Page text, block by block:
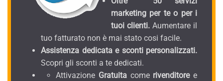
marketing per te o per i
tuoi clienti. Aumentare il
tuo fatturato non è mai stato cosi facile.
Assistenza dedicata e sconti personalizzati.
Scopri gli sconti a te dedicati.
Attivazione Gratuitacomerivenditoree